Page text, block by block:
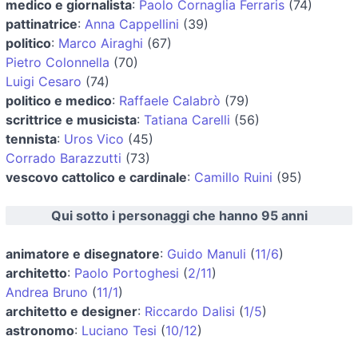
medico e giornalista: Paolo Cornaglia Ferraris (74)
pattinatrice: Anna Cappellini (39)
politico: Marco Airaghi (67)
Pietro Colonnella (70)
Luigi Cesaro (74)
politico e medico: Raffaele Calabrò (79)
scrittrice e musicista: Tatiana Carelli (56)
tennista: Uros Vico (45)
Corrado Barazzutti (73)
vescovo cattolico e cardinale: Camillo Ruini (95)
Qui sotto i personaggi che hanno 95 anni
animatore e disegnatore: Guido Manuli (11/6)
architetto: Paolo Portoghesi (2/11)
Andrea Bruno (11/1)
architetto e designer: Riccardo Dalisi (1/5)
astronomo: Luciano Tesi (10/12)